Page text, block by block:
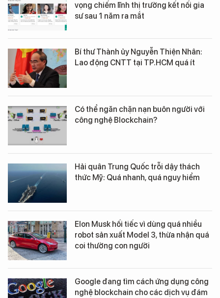
vọng chiếm lĩnh thị trường kết nối gia
sư sau 1 năm ra mắt
Bí thư Thành ủy Nguyễn Thiện Nhân:
Lao động CNTT tại TP.HCM quá ít
Có thể ngăn chặn nạn buôn người với
công nghệ Blockchain?
Hải quân Trung Quốc trỗi dậy thách
thức Mỹ: Quá nhanh, quá nguy hiểm
Elon Musk hối tiếc vì dùng quá nhiều
robot sản xuất Model 3, thừa nhận quá
coi thường con người
Google đang tìm cách ứng dụng công
nghệ blockchain cho các dịch vụ đám